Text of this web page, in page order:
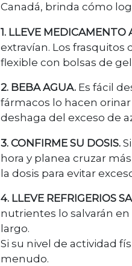
Canadá, brinda cómo
1. LLEVE MEDICAMENTO
extravían. Los frasquitos
flexible con bolsas de
2. BEBA AGUA. Es fácil
fármacos lo hacen
deshaga del exceso de
3. CONFIRME SU DOSIS.
hora y planea cruzar
la dosis para evitar
4. LLEVE REFRIGERIOS
nutrientes lo salvarán
largo.
Si su nivel de actividad
menudo.